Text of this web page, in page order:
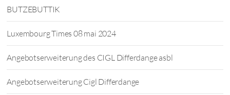
BUTZEBUTTIK
Luxembourg Times 08 mai 2024
Angebotserweiterung des CIGL Differdange asbl
Angebotserweiterung Cigl Differdange